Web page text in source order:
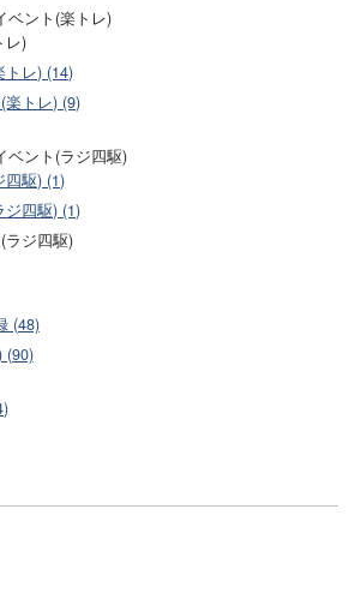
ベント(楽トレ)
レ)
トレ) (14)
楽トレ) (9)
ベント(ラジ四駆)
四駆) (1)
ジ四駆) (1)
ラジ四駆)
(48)
(90)